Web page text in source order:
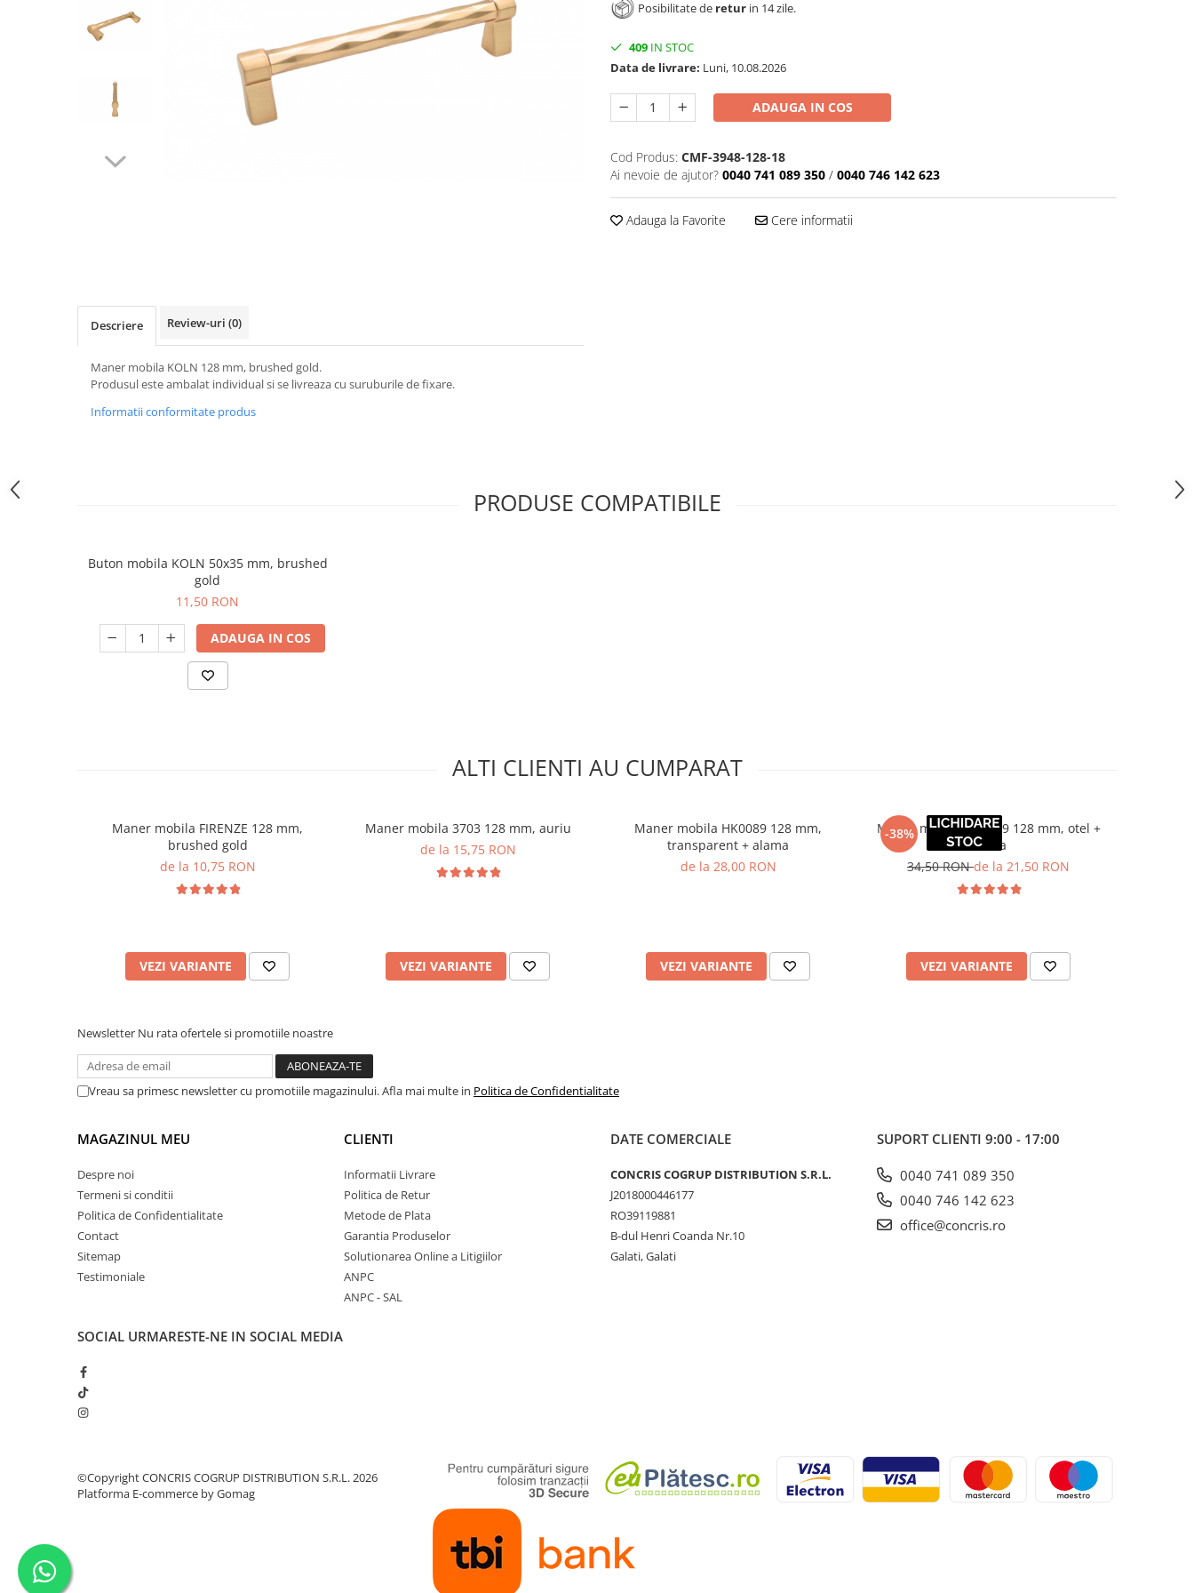
Solutii de curatat & adezivi
Alte accesorii mobila
Clesti/ patenti
Nivela bule/ laser
Posibilitate de retur in 14 zile.
409 IN STOC
Data de livrare: Luni, 10.08.2026
ADAUGA IN COS
Cod Produs: CMF-3948-128-18
Ai nevoie de ajutor? 0040 741 089 350 / 0040 746 142 623
Adauga la Favorite Cere informatii
Descriere Review-uri (0)
Maner mobila KOLN 128 mm, brushed gold.
Produsul este ambalat individual si se livreaza cu suruburile de fixare.
Informatii conformitate produs
PRODUSE COMPATIBILE
Buton mobila KOLN 50x35 mm, brushed
gold
11,50 RON
ADAUGA IN COS
ALTI CLIENTI AU CUMPARAT
Maner mobila FIRENZE 128 mm,
brushed gold
de la 10,75 RON
VEZI VARIANTE
Maner mobila 3703 128 mm, auriu
de la 15,75 RON
VEZI VARIANTE
Maner mobila HK0089 128 mm,
transparent + alama
de la 28,00 RON
VEZI VARIANTE
-38%
Maner mobila HK0079 128 mm, otel +
alama
34,50 RONde la 21,50 RON
VEZI VARIANTE
Newsletter Nu rata ofertele si promotiile noastre
Vreau sa primesc newsletter cu promotiile magazinului. Afla mai multe in Politica de Confidentialitate
MAGAZINUL MEU
Despre noi
Termeni si conditii
Politica de Confidentialitate
Contact
Sitemap
Testimoniale
CLIENTI
Informatii Livrare
Politica de Retur
Metode de Plata
Garantia Produselor
Solutionarea Online a Litigiilor
ANPC
ANPC - SAL
DATE COMERCIALE
CONCRIS COGRUP DISTRIBUTION S.R.L.
J2018000446177
RO39119881
B-dul Henri Coanda Nr.10
Galati, Galati
SUPORT CLIENTI 9:00 - 17:00
0040 741 089 350
0040 746 142 623
office@concris.ro
SOCIAL URMARESTE-NE IN SOCIAL MEDIA
©Copyright CONCRIS COGRUP DISTRIBUTION S.R.L. 2026
Platforma E-commerce by Gomag